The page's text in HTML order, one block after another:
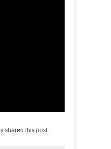
shared this post: